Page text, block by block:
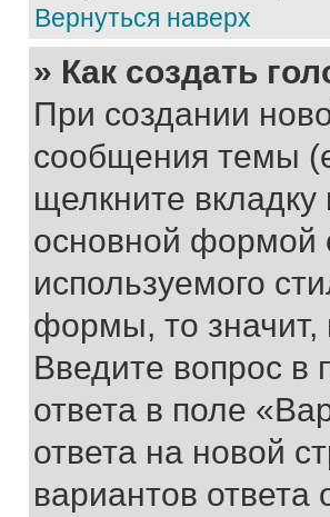
Вернуться наверх
» Как создать
При создании
сообщения темы
щелкните
основной формой
используемого
формы, то значит,
Введите вопрос в
ответа в поле
ответа на новой
вариантов ответа